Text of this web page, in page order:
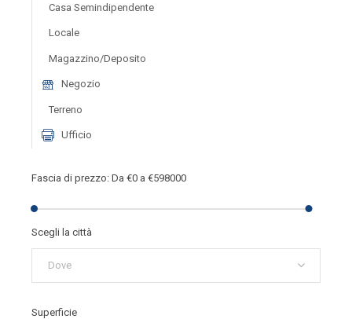
Casa Semindipendente
Locale
Magazzino/deposito
Negozio
Terreno
Ufficio
Fascia di prezzo: Da €0 a €598000
Scegli la città
Dove
Superficie